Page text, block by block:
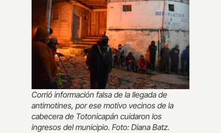
Corrió información falsa de la llegada de
antimotines, por ese motivo vecinos de la
cabecera de Totonicapán cuidaron los
ingresos del municipio. Foto: Diana Batz.